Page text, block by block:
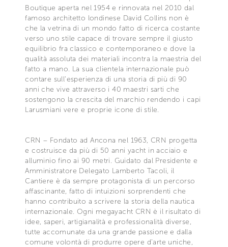
Boutique aperta nel 1954 e rinnovata nel 2010 dal
famoso architetto londinese David Collins non è
che la vetrina di un mondo fatto di ricerca costante
verso uno stile capace di trovare sempre il giusto
equilibrio fra classico e contemporaneo e dove la
qualità assoluta dei materiali incontra la maestria del
fatto a mano. La sua clientela internazionale può
contare sull'esperienza di una storia di più di 90
anni che vive attraverso i 40 maestri sarti che
sostengono la crescita del marchio rendendo i capi
Larusmiani vere e proprie icone di stile.
CRN – Fondato ad Ancona nel 1963, CRN progetta
e costruisce da più di 50 anni yacht in acciaio e
alluminio fino ai 90 metri. Guidato dal Presidente e
Amministratore Delegato Lamberto Tacoli, il
Cantiere è da sempre protagonista di un percorso
affascinante, fatto di intuizioni sorprendenti che
hanno contribuito a scrivere la storia della nautica
internazionale. Ogni megayacht CRN è il risultato di
idee, saperi, artigianalità e professionalità diverse,
tutte accomunate da una grande passione e dalla
comune volontà di produrre opere d’arte uniche,